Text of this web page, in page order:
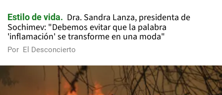
Estilo de vida
Dra. Sandra Lanza, presidenta de
Sochimev: "Debemos evitar que la palabra
'inflamación' se transforme en una moda"
Por El Desconcierto